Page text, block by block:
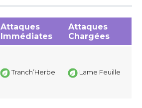
Attaques
Immédiates
Attaques
Chargées
Tranch’Herbe Lame Feuille